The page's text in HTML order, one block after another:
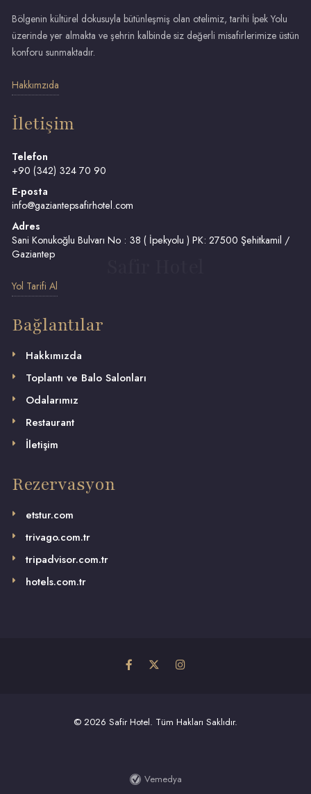
Bölgenin kültürel dokusuyla bütünleşmiş olan otelimiz, tarihi İpek Yolu
üzerinde yer almakta ve şehrin kalbinde siz değerli misafirlerimize üstün
konforu sunmaktadır.
Hakkımzıda
İletişim
Telefon
+90 (342) 324 70 90
E-posta
info@gaziantepsafirhotel.com
Adres
Sani Konukoğlu Bulvarı No : 38 ( İpekyolu ) PK: 27500 Şehitkamil /
Gaziantep
Yol Tarifi Al
Bağlantılar
Hakkımızda
Toplantı ve Balo Salonları
Odalarımız
Restaurant
İletişim
Rezervasyon
etstur.com
trivago.com.tr
tripadvisor.com.tr
hotels.com.tr
© 2026 Safir Hotel. Tüm Hakları Saklıdır.
Vemedya